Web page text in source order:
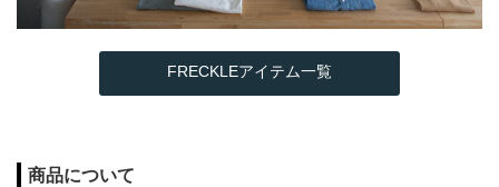
FRECKLEアイテム一覧
商品について